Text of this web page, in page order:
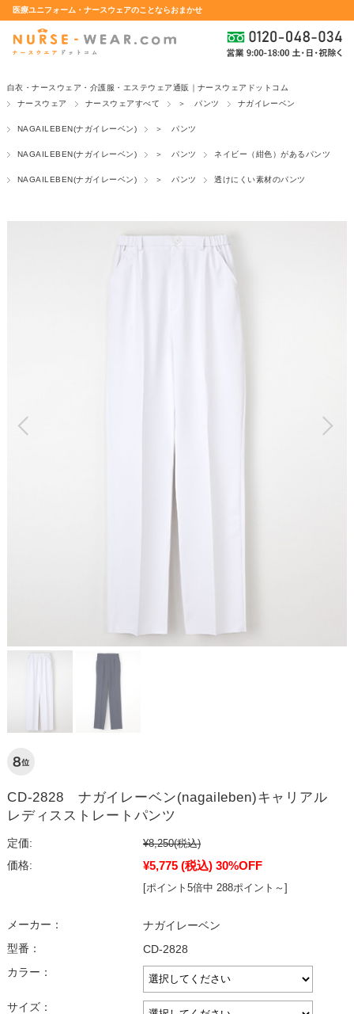
医療ユニフォーム・ナースウェアのことならおまかせ
白衣・ナースウェア・介護服・エステウェア通販｜ナースウェアドットコム
ナースウェア
ナースウェアすべて ＞ パンツ ナガイレーベン
NAGAILEBEN(ナガイレーベン) ＞ パンツ
NAGAILEBEN(ナガイレーベン) ＞ パンツ ネイビー（紺色）があるパンツ
NAGAILEBEN(ナガイレーベン) ＞ パンツ 透けにくい素材のパンツ
CD-2828 ナガイレーベン(nagaileben)キャリアル
レディスストレートパンツ
定価: ¥8,250(税込)
価格:
¥5,775 (税込) 30%OFF
[ポイント5倍中 288ポイント～]
メーカー：
ナガイレーベン
型番：
CD-2828
カラー：
サイズ：